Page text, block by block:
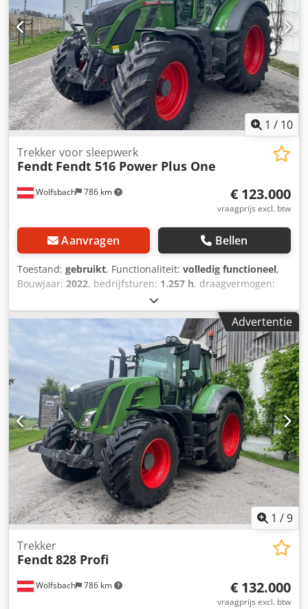
1 / 10
Wolfsbach 786 km
Trekker voor sleepwerk
Fendt Fendt 516 Power Plus One
€ 123.000
vraagprijs excl. btw
Aanvragen Bellen
Toestand: gebruikt, Functionaliteit: volledig functioneel,
Bouwjaar: 2022, bedrijfsturen: 1.257 h, draagvermogen:
2.965 mm
(212,10 pk), leeggewicht:7.900 kg, totale lengte:4.453
mm
, bouwbreedte:2.505 mm
, Tractor Snelheidsklasse: 50
Technische staat: zeer goed Crodpfx Acjzc Dbioljf
Batterijconditie: zeer goed
Advertentie
1 /9
Wolfsbach 786 km
Trekker
Fendt828 Profi
€ 132.000
vraagprijs excl. btw